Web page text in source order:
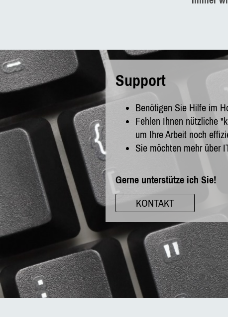
Support
Benötigen Sie Hilfe im
Fehlen Ihnen nützliche
um Ihre Arbeit noch
Sie möchten mehr über
Gerne unterstütze ich Sie!
KONTAKT